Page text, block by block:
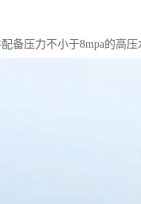
备压力不小于8mpa的高